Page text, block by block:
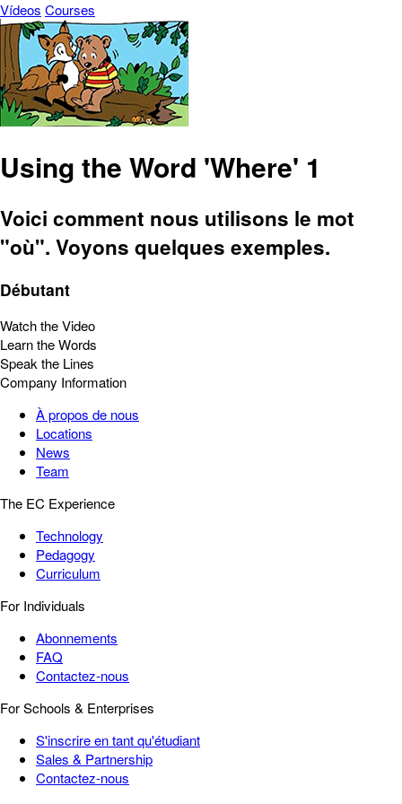
Vídeos Courses
Using the Word 'Where' 1
Voici comment nous utilisons le mot
"où". Voyons quelques exemples.
Débutant
Watch the Video
Learn the Words
Speak the Lines
Company Information
À propos de nous
Locations
News
Team
The EC Experience
Technology
Pedagogy
Curriculum
For Individuals
Abonnements
FAQ
Contactez-nous
For Schools & Enterprises
S'inscrire en tant qu'étudiant
Sales & Partnership
Contactez-nous